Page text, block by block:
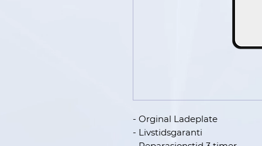
- Orginal Ladeplate
- Livstidsgaranti